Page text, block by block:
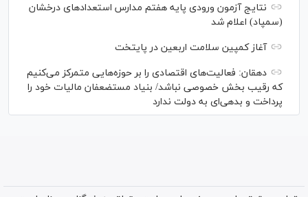
نتایج آزمون ورودی پایه هفتم مدارس استعدادهای درخشان
(سمپاد) اعلام شد
آغاز کمپین سلامت اربعین در پایتخت
دهقان: فعالیت‌های اقتصادی را بر حوزه‌هایی متمرکز می‌کنیم
که رقیب بخش خصوصی نباشد/ بنیاد مستضعفان مالیات خود را
پرداخت و بدهی‌ای به دولت ندارد